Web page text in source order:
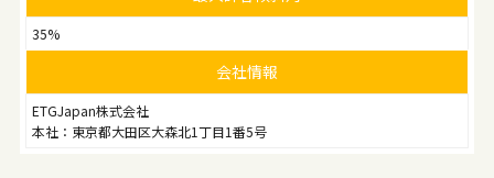
35%
会社情報
ETGJapan株式会社
本社：東京都大田区大森北1丁目1番5号